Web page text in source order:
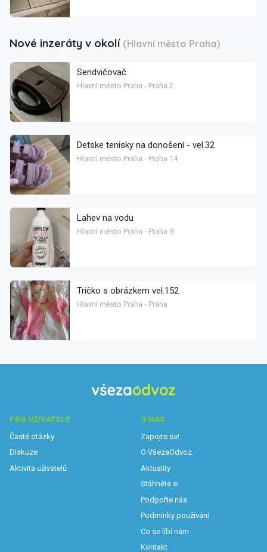
Nové inzeráty v okolí (Hlavní město Praha)
Sendvičovač
Hlavní město Praha - Praha 2
Detske tenisky na donošení - vel.32
Hlavní město Praha - Praha 14
Lahev na vodu
Hlavní město Praha - Praha 9
Tričko s obrázkem vel.152
Hlavní město Praha - Praha
PRO UŽIVATELE
Časté otázky
Diskuze
Aktivita uživatelů
O NÁS
Zapojte se!
O VšezaOdvoz
Aktuality
Stáhněte si
Podpořte nás
Podmínky používání
Co se líbí nám
Kontakt